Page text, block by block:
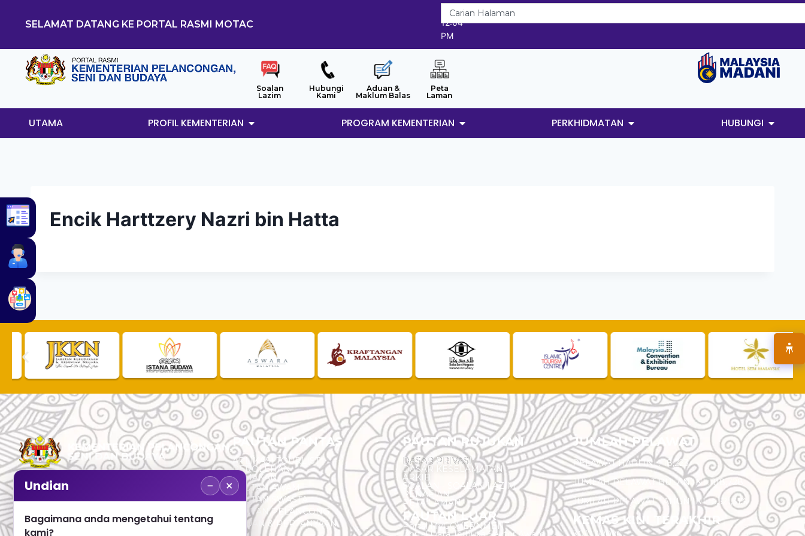
SELAMAT DATANG KE PORTAL RASMI MOTAC
9/8/2026
12:04
PM
Soalan
Lazim
Hubungi
Kami
Aduan &
Maklum Balas
Peta
Laman
UTAMA PROFIL KEMENTERIAN PROGRAM KEMENTERIAN PERKHIDMATAN HUBUNGI
Encik Harttzery Nazri bin Hatta
No. 2, Menara 1, Jalan P5/6, Presint 5,
+603 8000 8000
PAUTAN PANTAS
APLIKASI TOURLIST
PEROLEHAN
SEMAKAN
PAUTAN AWAM
PAUTAN SWASTA
PAUTAN PELANCONG
ADUAN & PERTANYAAN
PAUTAN RUJUKAN
DASAR PRIVASI
DASAR KESELAMATAN
ARKIB
SOALAN - SOALAN LAZIM
PENAFIAN
PETA LAMAN
PAUTAN LUAR
Portal MyGOVERNMENT
JUMLAH PELAWAT
PELAWAT HARI INI : 18,223
JUMLAH PELAWAT BULAN INI : 118,728
JUMLAH PELAWAT TAHUN INI : 5,521,313
KEMAS KINI TERAKHIR
Undian − ×
Bagaimana anda mengetahui tentang
kami?